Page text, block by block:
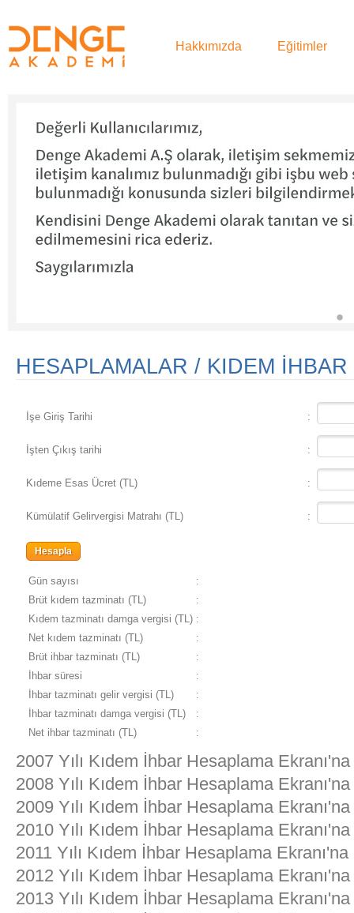
Hakkımızda Eğitimler
HESAPLAMALAR / KIDEM İHBAR
İşe Giriş Tarihi :
İşten Çıkış tarihi :
Kıdeme Esas Ücret (TL) :
Kümülatif Gelirvergisi Matrahı (TL) :
Gün sayısı
:
Brüt kıdem tazminatı (TL)
:
Kıdem tazminatı damga vergisi (TL) :
Net kıdem tazminatı (TL)
:
Brüt ihbar tazminatı (TL)
:
İhbar süresi
:
İhbar tazminatı gelir vergisi (TL)
:
İhbar tazminatı damga vergisi (TL)
:
Net ihbar tazminatı (TL)
:
2007 Yılı Kıdem İhbar Hesaplama
2008 Yılı Kıdem İhbar Hesaplama
2009 Yılı Kıdem İhbar Hesaplama
2010 Yılı Kıdem İhbar Hesaplama
2011 Yılı Kıdem İhbar Hesaplama
2012 Yılı Kıdem İhbar Hesaplama
2013 Yılı Kıdem İhbar Hesaplama